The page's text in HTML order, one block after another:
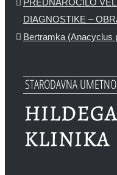
PREDNAROČILO
DIAGNOSTIKE –
Bertramka (Anacyclus